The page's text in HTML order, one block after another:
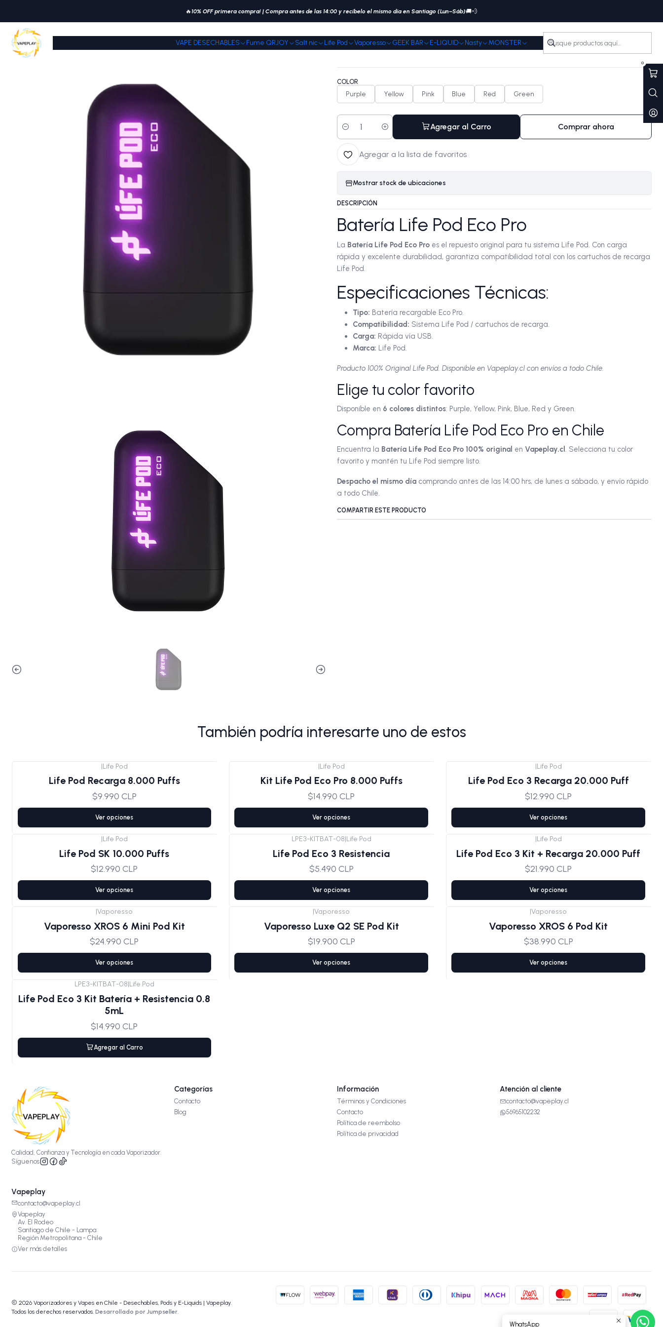
VAPE DESECHABLES Fume QRJOY Salt nic Life Pod Vaporesso GEEK BAR E-LIQUID Nasty MONSTER
0
🔥 10% OFF primera compra! | Compra antes de las 14:00 y recíbelo el mismo día en Santiago (Lun–Sáb)🚚💨
Inicio Life Pod Batería Life Pod Eco Pro
|
Batería Life Pod Eco Pro
COLOR
Purple Yellow Pink Blue Red Green
Cantidad
Agregar al Carro Comprar ahora
Agregar a la lista de favoritos
Mostrar stock de ubicaciones
DESCRIPCIÓN
Batería Life Pod Eco Pro
La Batería Life Pod Eco Pro es el repuesto original para tu sistema Life Pod. Con carga
rápida y excelente durabilidad, garantiza compatibilidad total con los cartuchos de recarga
Life Pod.
Especificaciones Técnicas:
Tipo: Batería recargable Eco Pro.
Compatibilidad: Sistema Life Pod / cartuchos de recarga.
Carga: Rápida vía USB.
Marca: Life Pod.
Producto 100% Original Life Pod. Disponible en Vapeplay.cl con envíos a todo Chile.
Elige tu color favorito
Disponible en 6 colores distintos: Purple, Yellow, Pink, Blue, Red y Green.
Compra Batería Life Pod Eco Pro en Chile
Encuentra la Batería Life Pod Eco Pro 100% original enVapeplay.cl. Selecciona tu color
favorito y mantén tu Life Pod siempre listo.
Despacho el mismo día comprando antes de las 14:00 hrs, de lunes a sábado, y envío rápido
a todo Chile.
COMPARTIR ESTE PRODUCTO
También podría interesarte uno de estos
|Life Pod
Life Pod Recarga 8.000 Puffs
$9.990 CLP
Ver opciones
|Life Pod
Kit Life Pod Eco Pro 8.000 Puffs
$14.990 CLP
Ver opciones
|Life Pod
Life Pod Eco 3 Recarga 20.000 Puff
$12.990 CLP
Ver opciones
|Life Pod
Life Pod SK 10.000 Puffs
$12.990 CLP
Ver opciones
LPE3-KITBAT-08|Life Pod
Life Pod Eco 3 Resistencia
$5.490 CLP
Ver opciones
|Life Pod
Life Pod Eco 3 Kit + Recarga 20.000 Puff
$21.990 CLP
Ver opciones
|Vaporesso
Vaporesso XROS 6 Mini Pod Kit
$24.990 CLP
Ver opciones
|Vaporesso
Vaporesso Luxe Q2 SE Pod Kit
$19.900 CLP
Ver opciones
|Vaporesso
Vaporesso XROS 6 Pod Kit
$38.990 CLP
Ver opciones
LPE3-KITBAT-08|Life Pod
Life Pod Eco 3 Kit Batería + Resistencia 0.8
5mL
$14.990 CLP
Agregar al Carro
Calidad, Confianza y Tecnología en cada Vaporizador.
Síguenos
Categorías
Contacto
Blog
Información
Términos y Condiciones
Contacto
Política de reembolso
Política de privacidad
Atención al cliente
contacto@vapeplay.cl
56965102232
Vapeplay
contacto@vapeplay.cl
Vapeplay
Av. El Rodeo
Santiago de Chile - Lampa
Región Metropolitana - Chile
Ver más detalles
2026 Vaporizadores y Vapes en Chile - Desechables, Pods y E-Liquids | Vapeplay.
Todos los derechos reservados.Desarrollado por Jumpseller
WhatsApp